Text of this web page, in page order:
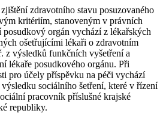
zdravotního stavu posuzovaného
kritériím, stanoveným v právních
posudkový orgán vychází z lékařských
ošetřujícími lékaři o zdravotním
z výsledků funkčních vyšetření a
lékaře posudkového orgánu. Při
pro účely příspěvku na péči vychází
sociálního šetření, které v řízení
pracovník příslušné krajské
republiky.